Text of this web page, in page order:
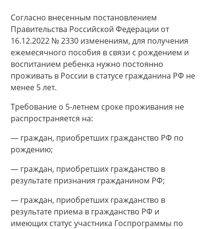
Согласно внесенным постановлением
Правительства Российской Федерации от
16.12.2022 № 2330 изменениям, для получения
ежемесячного пособия в связи с рождением и
воспитанием ребенка нужно постоянно
проживать в России в статусе гражданина РФ не
менее 5 лет.
Требование о 5-летнем сроке проживания не
распространяется на:
— граждан, приобретших гражданство РФ по
рождению;
— граждан, приобретших гражданство в
результате признания гражданином РФ;
— граждан, приобретших гражданство в
результате приема в гражданство РФ и
имеющих статус участника Госпрограммы по